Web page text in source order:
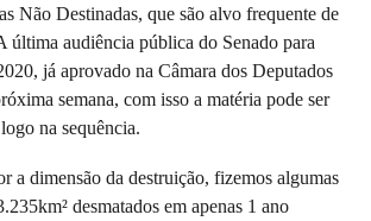
Não Destinadas, que são alvo frequente de
última audiência pública do Senado para
já aprovado na Câmara dos Deputados
semana, com isso a matéria pode ser
na sequência.
a dimensão da destruição, fizemos algumas
desmatados em apenas 1 ano